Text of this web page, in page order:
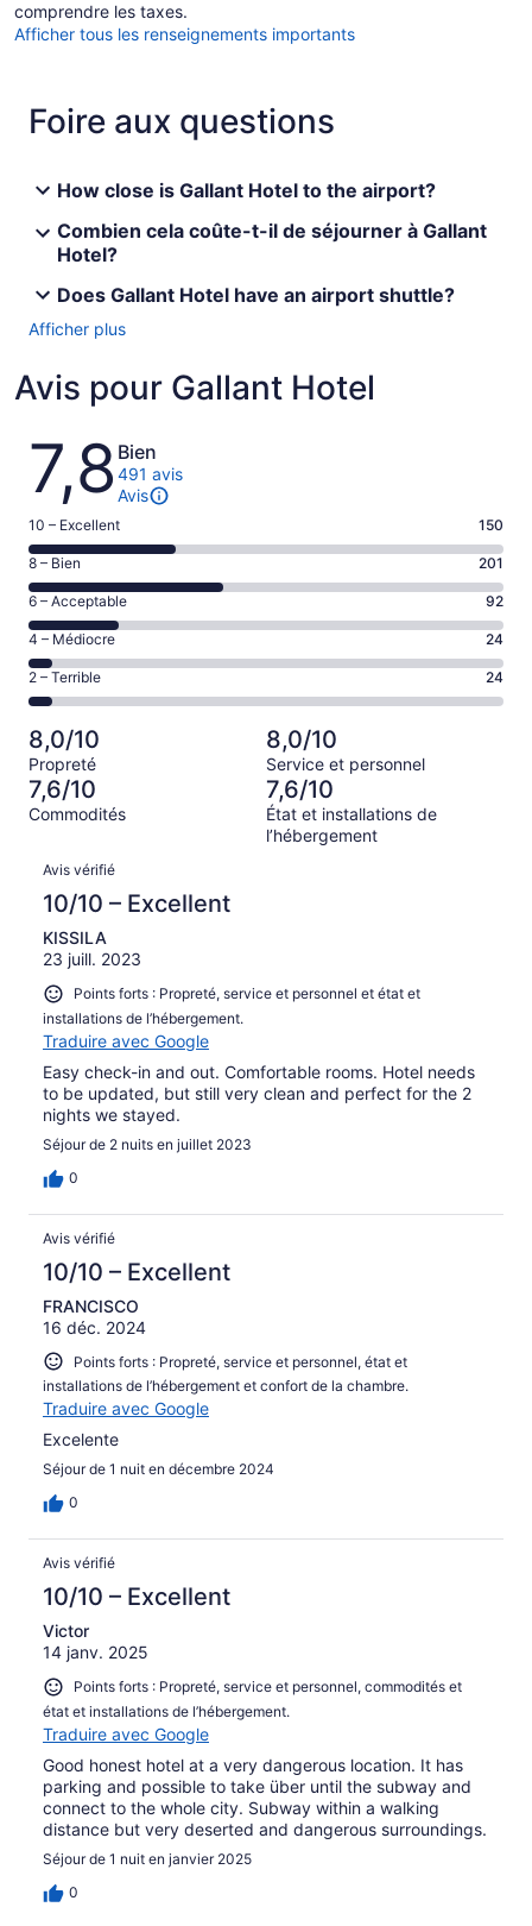
comprendre les taxes.
Afficher tous les renseignements importants
Foire aux questions
How close is Gallant Hotel to the airport?
Combien cela coûte-t-il de séjourner à Gallant
Hotel?
Does Gallant Hotel have an airport shuttle?
Afficher plus
Avis pour Gallant Hotel
Avis
7,8 Bien
491 avis
Avis
Note
de 10
–
Excellent,
d’après
150 avis
sur 491.
10 – Excellent 150
Note
de 8
–
Bien,
d’après
201 avis
sur 491.
8 – Bien 201
Note
de 6
–
Acceptable,
d’après
sur 491.
6 – Acceptable 92
Note
de 4
–
Médiocre,
d’après
24 avis
sur 491.
4 – Médiocre 24
Note
de 2
–
Terrible,
d’après
24 avis
sur 491.
2 – Terrible 24
8,0/10
Propreté
8,0/10
Service et personnel
7,6/10
Commodités
7,6/10
État et installations de
l’hébergement
Avis
Avis vérifié
10/10 – Excellent
KISSILA
23 juill. 2023
Points forts : Propreté, service et personnel et état et
installations de l’hébergement.
Traduire avec Google
Easy check-in and out. Comfortable rooms. Hotel needs
to be updated, but still very clean and perfect for the 2
nights we stayed.
Séjour de 2 nuits en juillet 2023
0
Avis vérifié
10/10 – Excellent
FRANCISCO
16 déc. 2024
Points forts : Propreté, service et personnel, état et
installations de l’hébergement et confort de la chambre.
Traduire avec Google
Excelente
Séjour de 1 nuit en décembre 2024
0
Avis vérifié
10/10 – Excellent
Victor
14 janv. 2025
Points forts : Propreté, service et personnel, commodités et
état et installations de l’hébergement.
Traduire avec Google
Good honest hotel at a very dangerous location. It has
parking and possible to take über until the subway and
connect to the whole city. Subway within a walking
distance but very deserted and dangerous surroundings.
Séjour de 1 nuit en janvier 2025
0